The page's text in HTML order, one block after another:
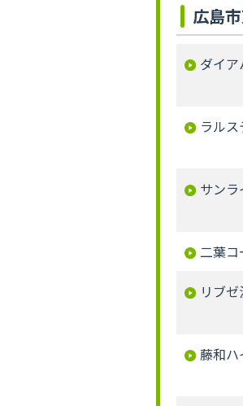
広島
ダイ
ラル
サン
二葉
リブ
藤和